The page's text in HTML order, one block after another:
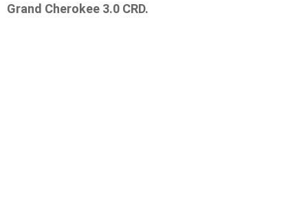
Grand Cherokee 3.0 CRD.